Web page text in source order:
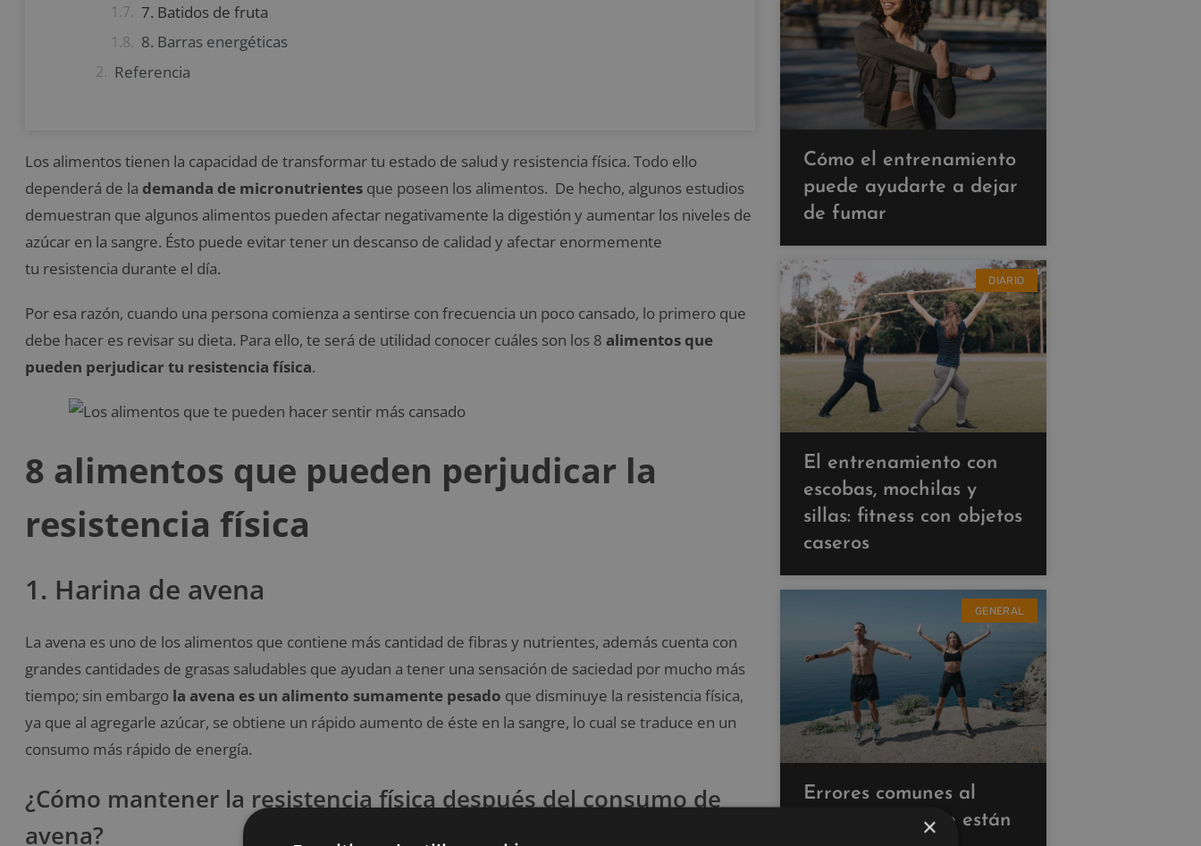
7. Batidos de fruta
8. Barras energéticas
Referencia
Los alimentos tienen la capacidad de transformar tu estado de salud y resistencia física. Todo ello
dependerá de la demanda de micronutrientes que poseen los alimentos. De hecho, algunos estudios
demuestran que algunos alimentos pueden afectar negativamente la digestión y aumentar los niveles de
azúcar en la sangre. Ésto puede evitar tener un descanso de calidad y afectar enormemente
tu resistencia durante el día.
Por esa razón, cuando una persona comienza a sentirse con frecuencia un poco cansado, lo primero que
debe hacer es revisar su dieta. Para ello, te será de utilidad conocer cuáles son los 8 alimentos que
pueden perjudicar tu resistencia física.
8 alimentos que pueden perjudicar la
resistencia física
1. Harina de avena
La avena es uno de los alimentos que contiene más cantidad de fibras y nutrientes, además cuenta con
grandes cantidades de grasas saludables que ayudan a tener una sensación de saciedad por mucho más
tiempo; sin embargo la avena es un alimento sumamente pesado que disminuye la resistencia física,
ya que al agregarle azúcar, se obtiene un rápido aumento de éste en la sangre, lo cual se traduce en un
consumo más rápido de energía.
¿Cómo mantener la resistencia física después del consumo de
avena?
Cómo el entrenamiento
puede ayudarte a dejar
de fumar
DIARIO
El entrenamiento con
escobas, mochilas y
sillas: fitness con objetos
caseros
GENERAL
Errores comunes al
hacer cardio que están
×